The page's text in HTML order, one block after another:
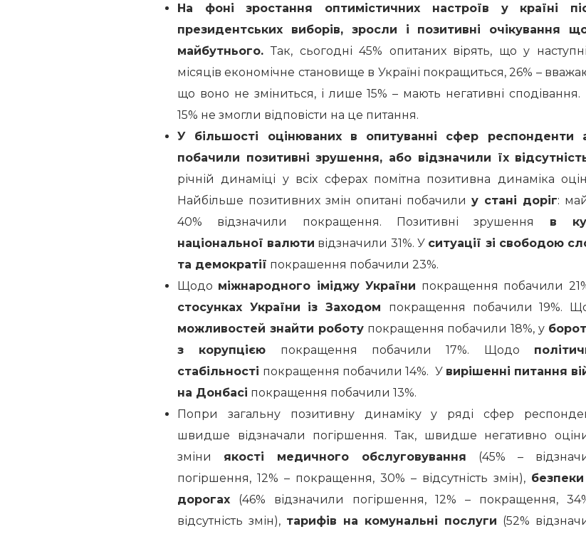
На фоні зростання оптимістичних настроїв у країні
президентських виборів, зросли і позитивні очікування
майбутнього.Так, сьогодні 45% опитаних вірять, що у
місяців економічне становище в Україні покращиться, 26% –
що воно не зміниться, і лише 15% – мають негативні
15% не змогли відповісти на це питання.
У більшості оцінюваних в опитуванні сфер респонденти
побачили позитивні зрушення, або відзначили їх
річній динаміці у всіх сферах помітна позитивна динаміка
Найбільше позитивних змін опитані побачилиу стані доріг:
40% відзначили покращення. Позитивні зрушення в
національної валюти відзначили 31%. У ситуації зі свободою
та демократії покрашення побачили 23%.
Щодо міжнародного іміджу України покращення побачили
стосунках України із Заходом покращення побачили 19%.
можливостей знайти роботупокращення побачили 18%, у
з корупцією покращення побачили 17%. Щодо
стабільності покращення побачили 14%. У вирішенні питання
на Донбасі покращення побачили 13%.
Попри загальну позитивну динаміку у ряді сфер
швидше відзначали погіршення. Так, швидше негативно
зміни якості медичного обслуговування (45% –
погіршення, 12% – покращення, 30% – відсутність змін),
дорогах(46% відзначили погіршення, 12% – покращення,
відсутність змін), тарифів на комунальні послуги (52%